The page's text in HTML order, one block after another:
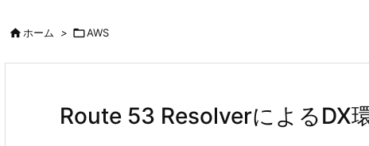
ホーム > AWS
Route 53 ResolverによるDX